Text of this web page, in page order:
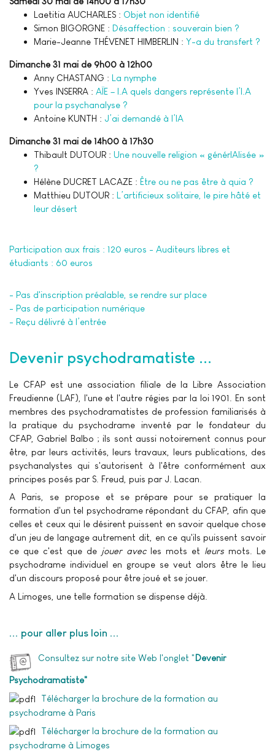
Laetitia AUCHARLES : Objet non identifié
Simon BIGORGNE : Désaffection : souverain bien ?
Marie-Jeanne THÉVENET HIMBERLIN : Y-a du transfert ?
Dimanche 31 mai de 9h00 à 12h00
Anny CHASTANG : La nymphe
Yves INSERRA : AÏE – I.A quels dangers représente l’I.A
pour la psychanalyse ?
Antoine KUNTH : J’ai demandé à l’IA
Dimanche 31 mai de 14h00 à 17h30
Thibault DUTOUR : Une nouvelle religion « générIAlisée »
?
Hélène DUCRET LACAZE : Être ou ne pas être à quia ?
Matthieu DUTOUR : L’artificieux solitaire, le pire hâté et
leur désert
Participation aux frais : 120 euros - Auditeurs libres et
étudiants : 60 euros
- Pas d'inscription préalable, se rendre sur place
- Pas de participation numérique
- Reçu délivré à l’entrée
Devenir psychodramatiste ...
Le CFAP est une association filiale de la Libre Association
Freudienne (LAF), l'une et l'autre régies par la loi 1901. En sont
membres des psychodramatistes de profession familiarisés à
la pratique du psychodrame inventé par le fondateur du
CFAP, Gabriel Balbo ; ils sont aussi notoirement connus pour
être, par leurs activités, leurs travaux, leurs publications, des
psychanalystes qui s'autorisent à l'être conformément aux
principes posés par S. Freud, puis par J. Lacan.
A Paris, se propose et se prépare pour se pratiquer la
formation d'un tel psychodrame répondant du CFAP, afin que
celles et ceux qui le désirent puissent en savoir quelque chose
d'un jeu de langage autrement dit, en ce qu'ils puissent savoir
ce que c'est que de jouer avecles mots et leurs mots. Le
psychodrame individuel en groupe se veut alors être le lieu
d'un discours proposé pour être joué et se jouer.
A Limoges, une telle formation se dispense déjà.
... pour aller plus loin ...
Consultez sur notre site Web l'onglet "Devenir
Psychodramatiste"
Télécharger la brochure de la formation au
psychodrame à Paris
Télécharger la brochure de la formation au
psychodrame à Limoges